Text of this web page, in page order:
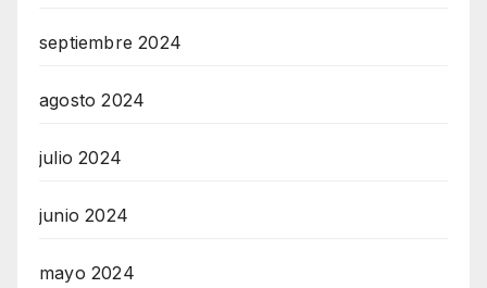
septiembre 2024
agosto 2024
julio 2024
junio 2024
mayo 2024